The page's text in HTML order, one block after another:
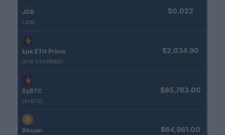
JDB
(JDB)
$0.022
kpk ETH Prime
(KPK ETH PRIME)
$2,034.90
SyBTC
(SYBTC)
$85,763.00
Bitcoin $64,961.00